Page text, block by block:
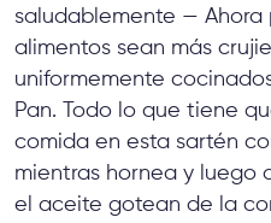
era:
saludablemente — Ahora
alimentos sean más
uniformemente
Pan. Todo lo que tiene
comida en esta sartén
mientras hornea y luego
el aceite gotean de la